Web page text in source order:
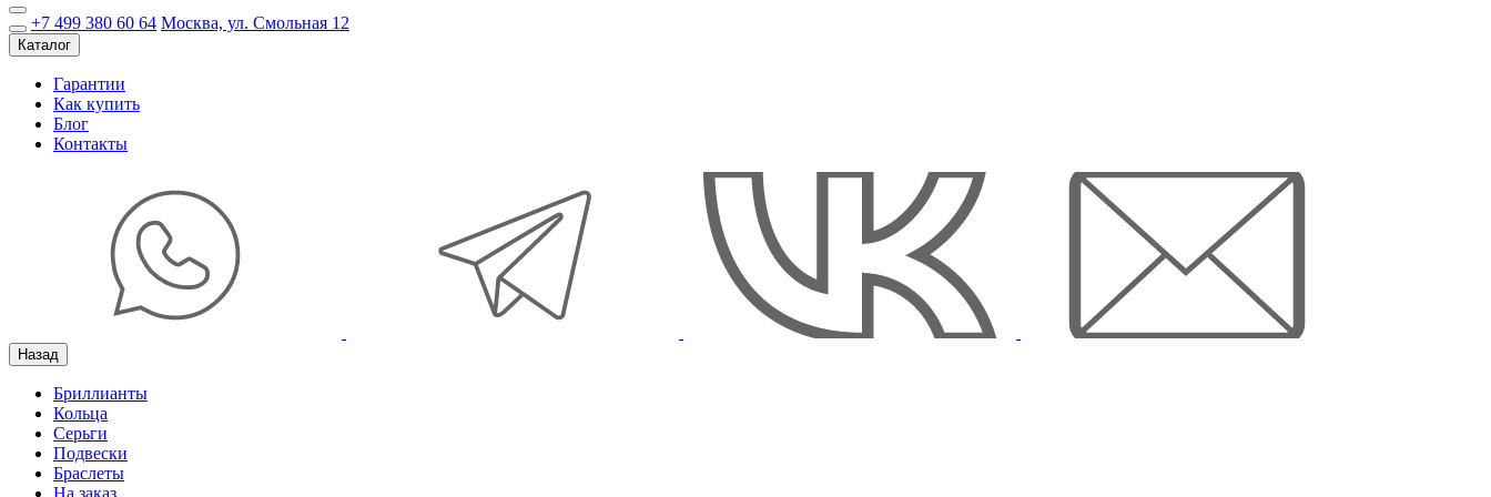
+7 499 380 60 64 Москва, ул. Смольная 12
Каталог
Гарантии
Как купить
Блог
Контакты
Назад
Бриллианты
Кольца
Серьги
Подвески
Браслеты
На заказ